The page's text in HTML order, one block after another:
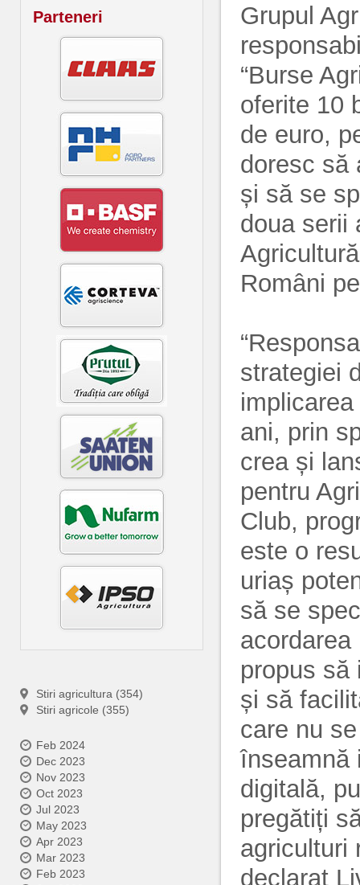
Parteneri
Stiri agricultura (354)
Stiri agricole (355)
Feb 2024
Dec 2023
Nov 2023
Oct 2023
Jul 2023
May 2023
Apr 2023
Mar 2023
Feb 2023
Grupul
“Burse
oferite 10
de euro,
doresc să
și să se
doua serii
Români
strategiei
ani, prin
crea și
pentru
Club,
este o
uriaș
să se
propus să
și să
care nu
înseamnă
digitală,
pregătiți
agriculturi
declarat